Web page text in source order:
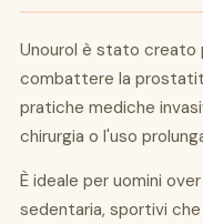
Unourol è stato creato
combattere la
pratiche mediche
chirurgia o l'uso
È ideale per uomini
sedentaria, sportivi